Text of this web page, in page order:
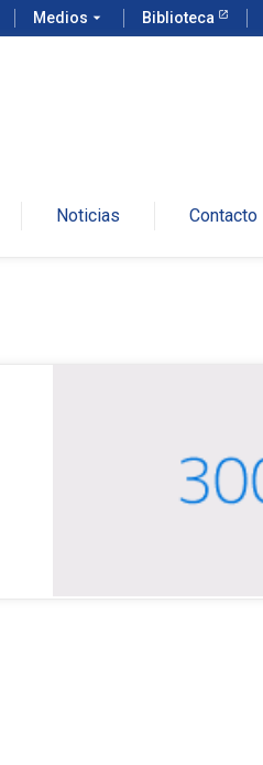
Medios arrow_drop_down Biblioteca
Noticias Contacto